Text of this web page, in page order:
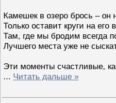
Камешек в озеро брось – он
Только оставит круги на его
Там, где мы бродим всегда
Лучшего места уже не
Эти моменты счастливые,
... Читать дальше »